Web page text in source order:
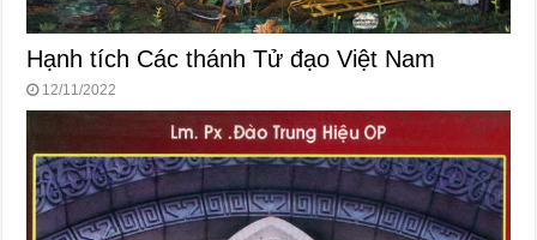
Hạnh tích Các thánh Tử đạo Việt Nam
12/11/2022